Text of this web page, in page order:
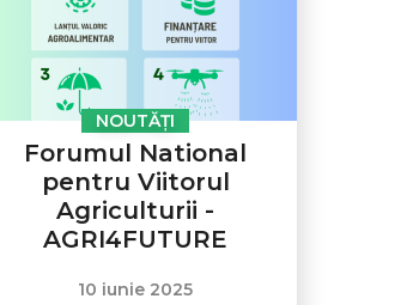
NOUTĂȚI
Forumul National
pentru Viitorul
Agriculturii -
AGRI4FUTURE
10 iunie 2025